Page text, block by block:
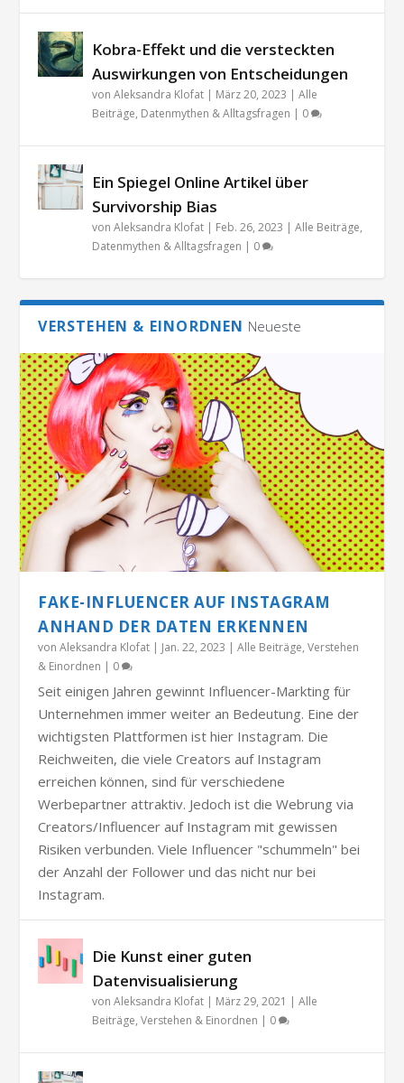
Kobra-Effekt und die versteckten
Auswirkungen von Entscheidungen
vonAleksandra Klofat | März 20, 2023 |Alle
Beiträge, Datenmythen & Alltagsfragen | 0
Ein Spiegel Online Artikel über
Survivorship Bias
vonAleksandra Klofat | Feb. 26, 2023 |Alle Beiträge,
Datenmythen & Alltagsfragen | 0
VERSTEHEN & EINORDNEN Neueste
FAKE-INFLUENCER AUF INSTAGRAM
ANHAND DER DATEN ERKENNEN
vonAleksandra Klofat | Jan. 22, 2023 |Alle Beiträge,Verstehen
& Einordnen | 0
Seit einigen Jahren gewinnt Influencer-Markting für
Unternehmen immer weiter an Bedeutung. Eine der
wichtigsten Plattformen ist hier Instagram. Die
Reichweiten, die viele Creators auf Instagram
erreichen können, sind für verschiedene
Werbepartner attraktiv. Jedoch ist die Webrung via
Creators/Influencer auf Instagram mit gewissen
Risiken verbunden. Viele Influencer "schummeln" bei
der Anzahl der Follower und das nicht nur bei
Instagram.
Die Kunst einer guten
Datenvisualisierung
vonAleksandra Klofat | März 29, 2021 |Alle
Beiträge,Verstehen & Einordnen | 0